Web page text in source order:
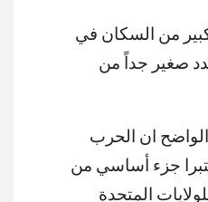
من السكان في
صغير جداً من
الواضح ان الحرب
جزء أساسي من
المتحدة